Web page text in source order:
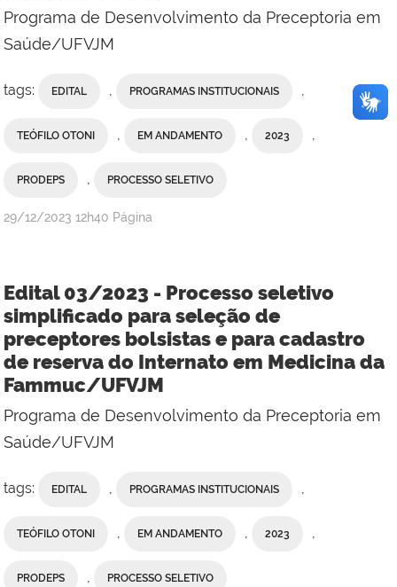
Programa de Desenvolvimento da Preceptoria em
Saúde/UFVJM
tags: EDITAL , PROGRAMAS INSTITUCIONAIS ,
TEÓFILO OTONI , EM ANDAMENTO , 2023 ,
PRODEPS , PROCESSO SELETIVO
publicado
29/12/2023 12h40 Página
Edital 03/2023 - Processo seletivo
simplificado para seleção de
preceptores bolsistas e para cadastro
de reserva do Internato em Medicina da
Fammuc/UFVJM
Programa de Desenvolvimento da Preceptoria em
Saúde/UFVJM
tags: EDITAL PROGRAMAS INSTITUCIONAIS
TEÓFILO OTONI EM ANDAMENTO 2023
PRODEPS PROCESSO SELETIVO